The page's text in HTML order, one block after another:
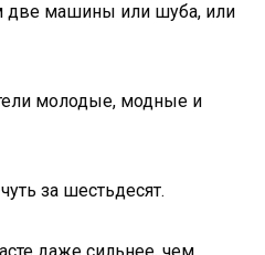
две машины или шуба, или
молодые, модные и
за шестьдесят.
даже сильнее, чем